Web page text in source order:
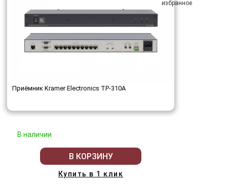
Приёмник Kramer Electronics TP-310A
В наличии
В КОРЗИНУ
Купить в 1 клик